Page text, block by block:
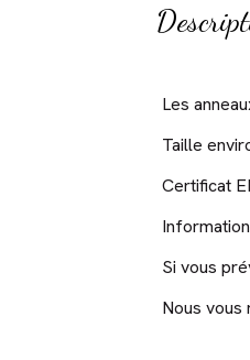
Les
Taille
Certificat
Si vous
Nous vous